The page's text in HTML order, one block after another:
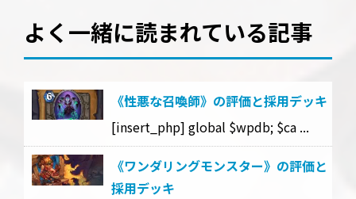
よく一緒に読まれている記事
《性悪な召喚師》の評価と採用デッキ
[insert_php] global $wpdb; $ca ...
《ワンダリングモンスター》の評価と
採用デッキ